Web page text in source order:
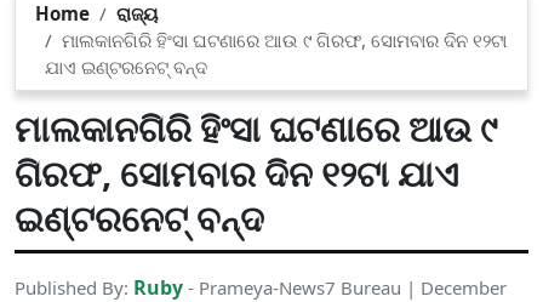
Home
ରାଜ୍ୟ
ମାଲକାନଗିରି ହିଂସା ଘଟଣାରେ ଆଉ ୯ ଗିରଫ, ସୋମବାର ଦିନ ୧୨ଟା
ଯାଏ ଇଣ୍ଟରନେଟ୍ ବନ୍ଦ
ମାଲକାନଗିରି ହିଂସା ଘଟଣାରେ ଆଉ ୯
ଗିରଫ, ସୋମବାର ଦିନ ୧୨ଟା ଯାଏ
ଇଣ୍ଟରନେଟ୍ ବନ୍ଦ
Published By: Ruby - Prameya-News7 Bureau | December